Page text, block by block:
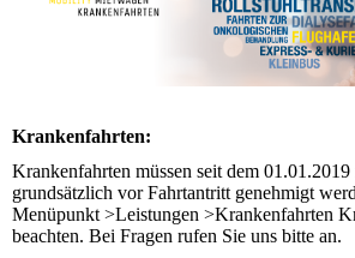
Krankenfahrten:
Krankenfahrten müssen seit dem
grundsätzlich vor Fahrtantritt genehmigt
Menüpunkt >Leistungen >Krankenfahrten
beachten. Bei Fragen rufen Sie uns bitte an.